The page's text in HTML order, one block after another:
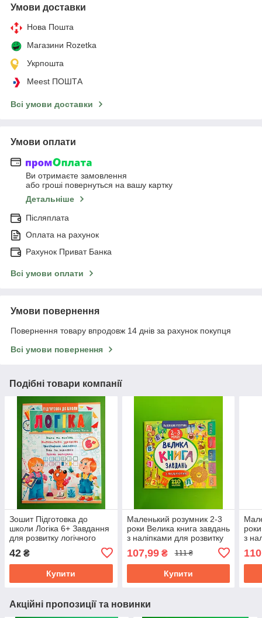
Умови доставки
Нова Пошта
Магазини Rozetka
Укрпошта
Meest ПОШТА
Всі умови доставки
Умови оплати
Ви отримаєте замовлення
або гроші повернуться на вашу картку
Детальніше
Післяплата
Оплата на рахунок
Рахунок Приват Банка
Всі умови оплати
Умови повернення
Повернення товару впродовж 14 днів за рахунок покупця
Всі умови повернення
Подібні товари компанії
Зошит Підготовка до
школи Логіка 6+ Завдання
для розвитку логічного
Пегас
42 ₴
Купити
Маленький розумник 2-3
роки Велика книга завдань
з наліпками для розвитку
107,99₴ 111 ₴
Купити
з
Акційні пропозиції та новинки